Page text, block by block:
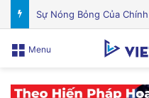
Menu